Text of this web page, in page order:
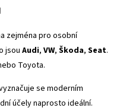
zejména pro osobní
jsou Audi, VW, Škoda, Seat.
Toyota.
se moderním
účely naprosto ideální.